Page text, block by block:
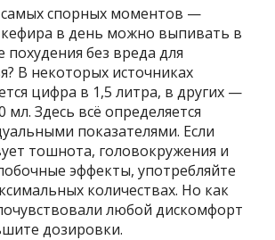
спорных моментов —
кефира в день можно выпивать в
похудения без вреда для
В некоторых источниках
цифра в 1,5 литра, в других —
мл. Здесь всё определяется
показателями. Если
тошнота, головокружения и
эффекты, употребляйте
количествах. Но как
любой дискомфорт
дозировки.